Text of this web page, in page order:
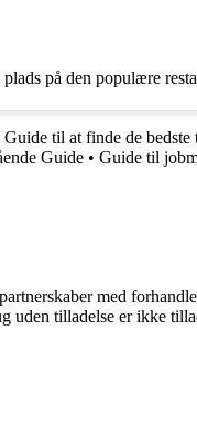
på den populære
Guide til at finde de
Guide • Guide til
med
uden tilladelse er ikke